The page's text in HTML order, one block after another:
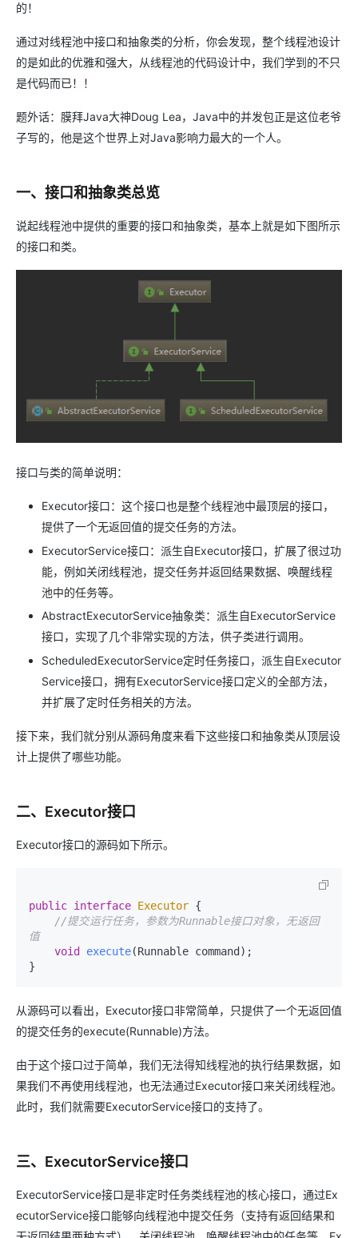
的！
通过对线程池中接口和抽象类的分析，你会发现，整个线程池设计
的是如此的优雅和强大，从线程池的代码设计中，我们学到的不只
是代码而已！！
题外话：膜拜Java大神Doug Lea，Java中的并发包正是这位老爷
子写的，他是这个世界上对Java影响力最大的一个人。
一、接口和抽象类总览
说起线程池中提供的重要的接口和抽象类，基本上就是如下图所示
的接口和类。
接口与类的简单说明：
Executor接口：这个接口也是整个线程池中最顶层的接口，
提供了一个无返回值的提交任务的方法。
ExecutorService接口：派生自Executor接口，扩展了很过功
能，例如关闭线程池，提交任务并返回结果数据、唤醒线程
池中的任务等。
AbstractExecutorService抽象类：派生自ExecutorService
接口，实现了几个非常实现的方法，供子类进行调用。
ScheduledExecutorService定时任务接口，派生自Executor
Service接口，拥有ExecutorService接口定义的全部方法，
并扩展了定时任务相关的方法。
接下来，我们就分别从源码角度来看下这些接口和抽象类从顶层设
计上提供了哪些功能。
二、Executor接口
Executor接口的源码如下所示。
public interface Executor {
//提交运行任务，参数为Runnable接口对象，无返回
值
void execute(Runnable command) ;
}
从源码可以看出，Executor接口非常简单，只提供了一个无返回值
的提交任务的execute(Runnable)方法。
由于这个接口过于简单，我们无法得知线程池的执行结果数据，如
果我们不再使用线程池，也无法通过Executor接口来关闭线程池。
此时，我们就需要ExecutorService接口的支持了。
三、ExecutorService接口
ExecutorService接口是非定时任务类线程池的核心接口，通过Ex
ecutorService接口能够向线程池中提交任务（支持有返回结果和